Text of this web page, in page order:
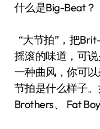
什么是Big-Beat？
“大节拍”，把
摇滚的味道，可
一种曲风，你可
节拍是什么样子
Brothers、 Fat